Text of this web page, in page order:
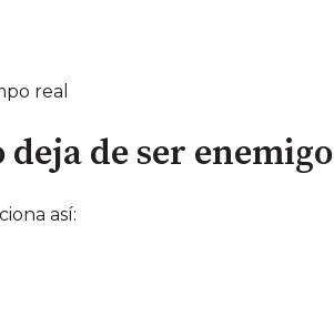
real
de ser enemigo
así: